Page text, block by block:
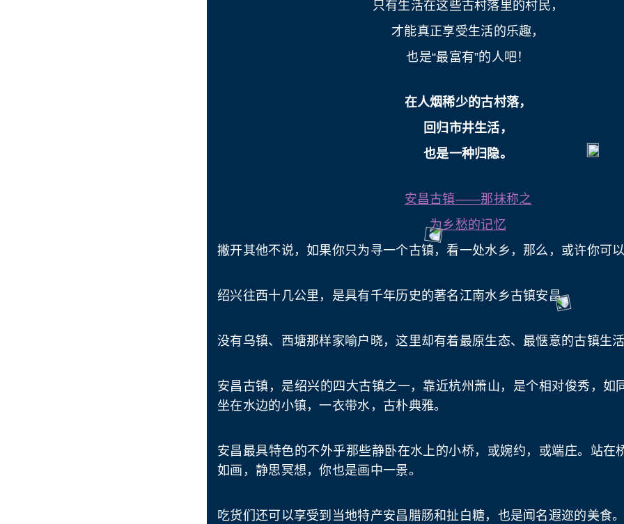
只有生活在这些古村落里的村民，
才能真正享受生活的乐趣，
也是“最富有”的人吧！
在人烟稀少的古村落，
回归市井生活，
也是一种归隐。
安昌古镇——那抹称之
为乡愁的记忆
撇开其他不说，如果你只为寻一个古镇，看一处水乡，那么，或许你可以
绍兴往西十几公里，是具有千年历史的著名江南水乡古镇安昌。
没有乌镇、西塘那样家喻户晓，这里却有着最原生态、最惬意的古镇生活
安昌古镇，是绍兴的四大古镇之一，靠近杭州萧山，是个相对俊秀，如
坐在水边的小镇，一衣带水，古朴典雅。
安昌最具特色的不外乎那些静卧在水上的小桥，或婉约，或端庄。站在
如画，静思冥想，你也是画中一景。
吃货们还可以享受到当地特产安昌腊肠和扯白糖，也是闻名遐迩的美食。